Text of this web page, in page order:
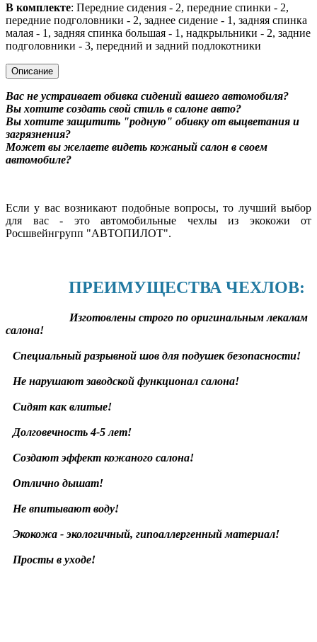
В комплекте: Передние сидения - 2, передние спинки - 2,
передние подголовники - 2, заднее сидение - 1, задняя спинка
малая - 1, задняя спинка большая - 1, надкрыльники - 2, задние
подголовники - 3, передний и задний подлокотники
Описание
Вас не устраивает обивка сидений вашего автомобиля?
Вы хотите создать свой стиль в салоне авто?
Вы хотите защитить "родную" обивку от выцветания и
загрязнения?
Может вы желаете видеть кожаный салон в своем
автомобиле?
Если у вас возникают подобные вопросы, то лучший выбор
для вас - это автомобильные чехлы из экокожи от
Росшвейнгрупп "АВТОПИЛОТ".
ПРЕИМУЩЕСТВА ЧЕХЛОВ:
Изготовлены строго по оригинальным лекалам
салона!
Специальный разрывной шов для подушек безопасности!
Не нарушают заводской функционал салона!
Сидят как влитые!
Долговечность 4-5 лет!
Создают эффект кожаного салона!
Отлично дышат!
Не впитывают воду!
Экокожа - экологичный, гипоаллергенный материал!
Просты в уходе!